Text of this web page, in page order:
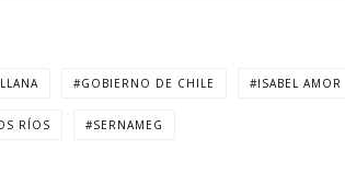
GOBIERNO DE CHILE ISABEL AMOR
RÍOS SERNAMEG